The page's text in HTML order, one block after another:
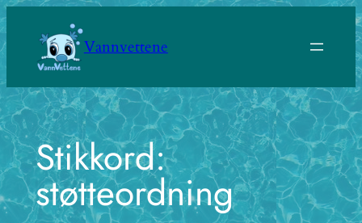
Hopp
til
innhold
Vannvettene
Stikkord:
støtteordning